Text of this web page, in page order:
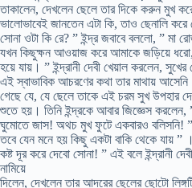
তাকালেন, দেখলেন ছেলে তার দিকে করুন মুখ
ভালোভাবেই জানতেন এটা কি, তাও ছেনালি
সোনা ওটা কি রে? ” ইন্দ্র জবাবে বললো, ” মা
যখন কিছুক্ষন আওয়াজ করে আমাকে জড়িয়ে
হয়ে যায়। ” ইন্দ্রানী দেবী খেয়াল করলেন,
এই স্বাভাবিক আচরণের কথা তার মাথায়
গেছে যে, যে ছেলে তাকে এই চরম সুখ উপহার
শুতে হয়। তিনি ইন্দ্রকে আবার জিজ্ঞেস
ঘুমোতে জাস! অথচ মুখ ফুটে একবারও বলিসনি! ”
তবে যেন মনে হয় কিছু একটা বাকি থেকে
কষ্ট দূর করে দেবো সোনা! ” এই বলে ইন্দ্রানী
নামিয়ে
দিলেন, দেখলেন তার আদরের ছেলের ছোটো